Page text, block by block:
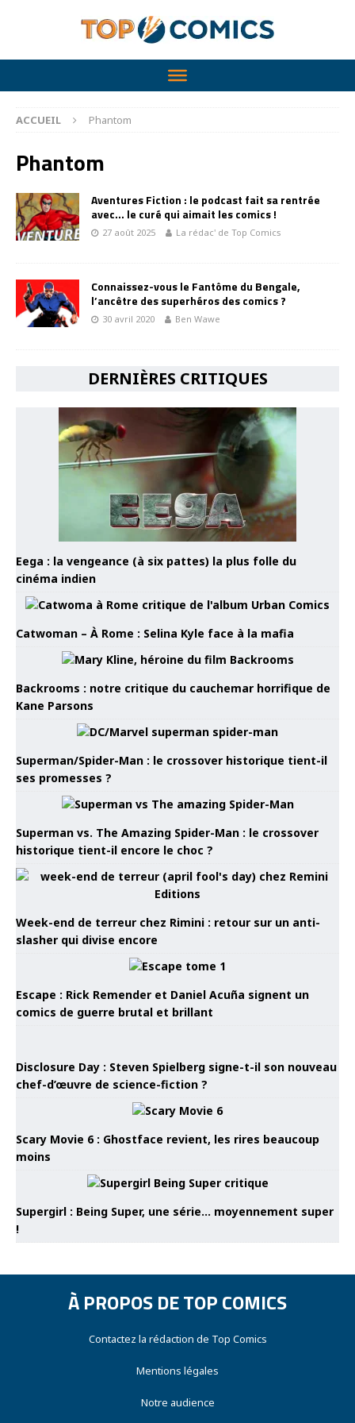
ACCUEIL Phantom
Phantom
Aventures Fiction : le podcast fait sa rentrée
avec… le curé qui aimait les comics !
27 août 2025 La rédac' de Top Comics
Connaissez-vous le Fantôme du Bengale,
l’ancêtre des superhéros des comics ?
30 avril 2020 Ben Wawe
DERNIÈRES CRITIQUES
Eega : la vengeance (à six pattes) la plus folle du
cinéma indien
Catwoman – À Rome : Selina Kyle face à la mafia
Backrooms : notre critique du cauchemar horrifique de
Kane Parsons
Superman/Spider-Man : le crossover historique tient-il
ses promesses ?
Superman vs. The Amazing Spider-Man : le crossover
historique tient-il encore le choc ?
Week-end de terreur chez Rimini : retour sur un anti-
slasher qui divise encore
Escape : Rick Remender et Daniel Acuña signent un
comics de guerre brutal et brillant
Disclosure Day : Steven Spielberg signe-t-il son nouveau
chef-d’œuvre de science-fiction ?
Scary Movie 6 : Ghostface revient, les rires beaucoup
moins
Supergirl : Being Super, une série… moyennement super
!
À PROPOS DE TOP COMICS
Contactez la rédaction de Top Comics
Mentions légales
Notre audience